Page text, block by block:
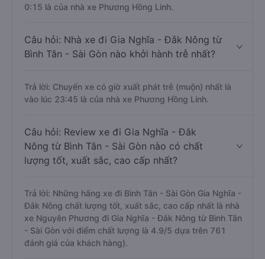
0:15 là của nhà xe Phương Hồng Linh.
Câu hỏi: Nhà xe đi Gia Nghĩa - Đắk Nông từ
Bình Tân - Sài Gòn nào khởi hành trễ nhất?
Trả lời: Chuyến xe có giờ xuất phát trễ (muộn) nhất là
vào lúc 23:45 là của nhà xe Phương Hồng Linh.
Câu hỏi: Review xe đi Gia Nghĩa - Đắk
Nông từ Bình Tân - Sài Gòn nào có chất
lượng tốt, xuất sắc, cao cấp nhất?
Trả lời: Những hãng xe đi Bình Tân - Sài Gòn Gia Nghĩa -
Đắk Nông chất lượng tốt, xuất sắc, cao cấp nhất là nhà
xe Nguyên Phương đi Gia Nghĩa - Đắk Nông từ Bình Tân
- Sài Gòn với điểm chất lượng là 4.9/5 dựa trên 761
đánh giá của khách hàng).